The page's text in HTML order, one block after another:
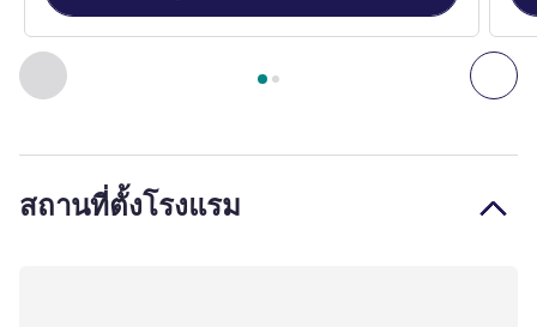
ก่อนหน้า - ห้องพัก ถั
หน้า1 , ห้องพัก 1 : Standard Room with 1 double bed
สถานที่ตั้งโรงแรม